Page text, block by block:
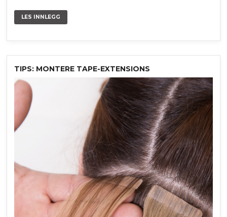
LES INNLEGG
TIPS: MONTERE TAPE-EXTENSIONS